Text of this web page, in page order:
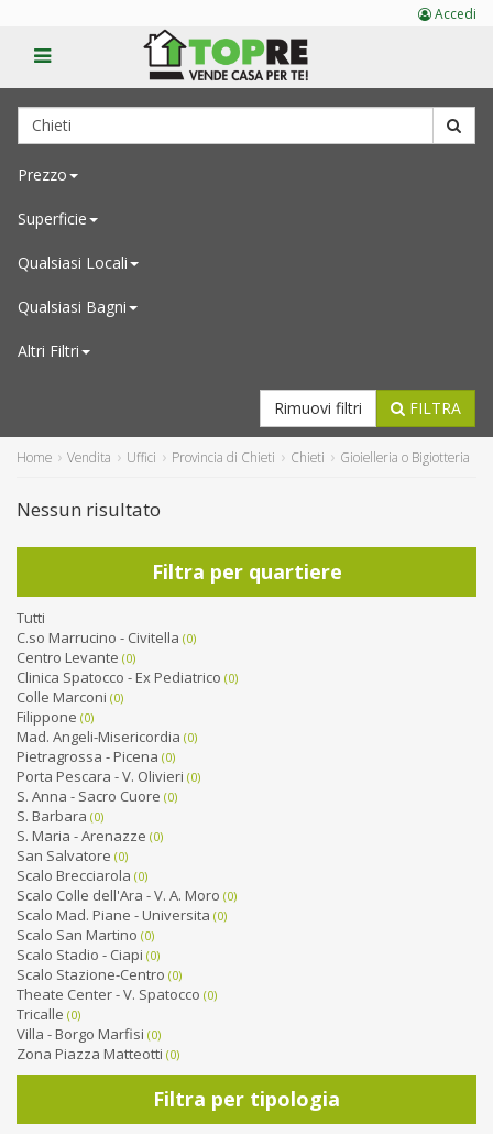
Prezzo
Superficie
Qualsiasi Locali
Qualsiasi Bagni
Altri Filtri
FILTRA
Rimuovi filtri
Home Vendita Uffici Provincia di Chieti Chieti Gioielleria o Bigiotteria
Nessun risultato
Filtra per quartiere
Tutti
C.so Marrucino - Civitella (0)
Centro Levante (0)
Clinica Spatocco - Ex Pediatrico (0)
Colle Marconi (0)
Filippone (0)
Mad. Angeli-Misericordia (0)
Pietragrossa - Picena (0)
Porta Pescara - V. Olivieri (0)
S. Anna - Sacro Cuore (0)
S. Barbara (0)
S. Maria - Arenazze (0)
San Salvatore (0)
Scalo Brecciarola (0)
Scalo Colle dell'Ara - V. A. Moro (0)
Scalo Mad. Piane - Universita (0)
Scalo San Martino (0)
Scalo Stadio - Ciapi (0)
Scalo Stazione-Centro (0)
Theate Center - V. Spatocco (0)
Tricalle (0)
Villa - Borgo Marfisi (0)
Zona Piazza Matteotti (0)
Filtra per tipologia
Accedi